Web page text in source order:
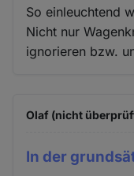
So einleuchtend
Nicht nur
ignorieren bzw.
Olaf (nicht
In der